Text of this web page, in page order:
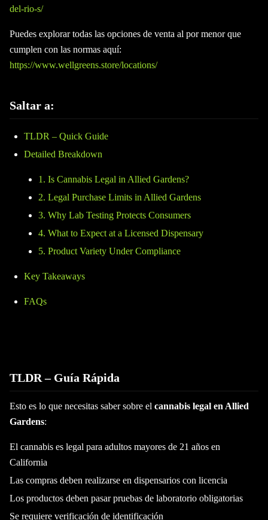
del-rio-s/
Puedes explorar todas las opciones de venta al por menor que
cumplen con las normas aquí:
https://www.wellgreens.store/locations/
Saltar a:
TLDR – Quick Guide
Detailed Breakdown
1. Is Cannabis Legal in Allied Gardens?
2. Legal Purchase Limits in Allied Gardens
3. Why Lab Testing Protects Consumers
4. What to Expect at a Licensed Dispensary
5. Product Variety Under Compliance
Key Takeaways
FAQs
TLDR – Guía Rápida
Esto es lo que necesitas saber sobre el cannabis legal en Allied
Gardens:
El cannabis es legal para adultos mayores de 21 años en
California
Las compras deben realizarse en dispensarios con licencia
Los productos deben pasar pruebas de laboratorio obligatorias
Se requiere verificación de identificación